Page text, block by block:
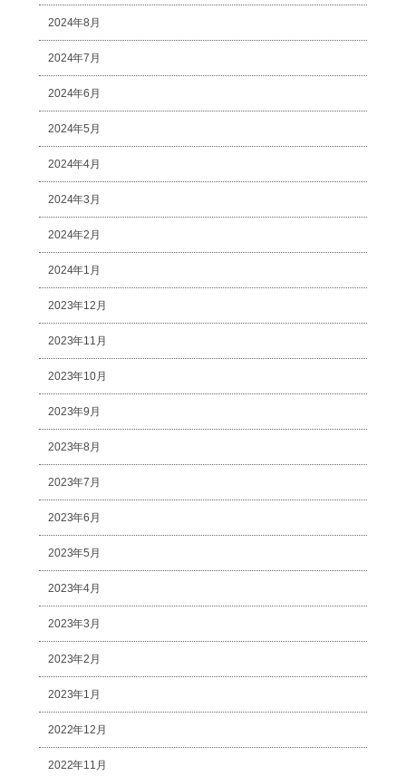
2024年8月
2024年7月
2024年6月
2024年5月
2024年4月
2024年3月
2024年2月
2024年1月
2023年12月
2023年11月
2023年10月
2023年9月
2023年8月
2023年7月
2023年6月
2023年5月
2023年4月
2023年3月
2023年2月
2023年1月
2022年12月
2022年11月